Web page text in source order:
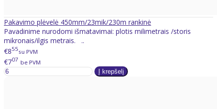
Pakavimo plėvelė 450mm/23mik/230m rankinė
Pavadinime nurodomi išmatavimai: plotis milimetrais /storis
mikronais/ilgis metrais. ..
€855su PVM
€707 be PVM